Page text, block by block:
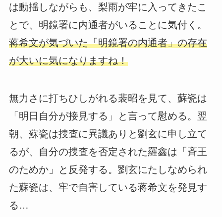
は動揺しながらも、梨雨が牢に入ってきたこ
とで、明鏡署に内通者がいることに気付く。
蒋希文が気づいた「明鏡署の内通者」の存在
が大いに気になりますね！
無力さに打ちひしがれる裴昭を見て、蘇瓷は
「明日自分が接見する」と言って慰める。翌
朝、蘇瓷は捜査に異議ありと劉玄に申し立て
るが、自分の捜査を否定された羅鑫は「斉王
のためか」と反発する。劉玄にたしなめられ
た蘇瓷は、牢で自害している蒋希文を発見す
る…